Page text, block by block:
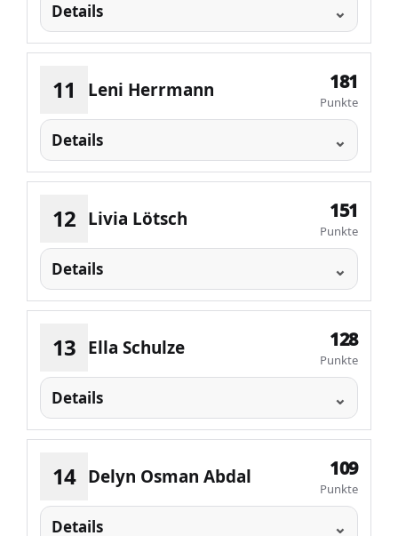
Details
11 Leni Herrmann 181
Punkte
Details
12 Livia Lötsch 151
Punkte
Details
13 Ella Schulze 128
Punkte
Details
14 Delyn Osman Abdal 109
Punkte
Details